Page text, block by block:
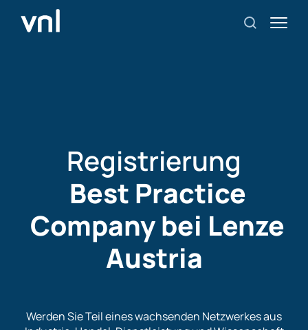
Registrierung
Best Practice
Company bei Lenze
Austria
Werden Sie Teil eines wachsenden Netzwerkes aus